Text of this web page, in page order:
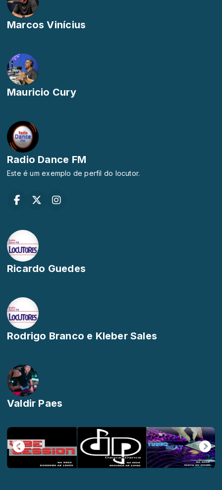
Marcos Vinícius
Mauricio Cury
Radio Dance FM
Este é um exemplo de perfil do locutor.
Ricardo Guedes
Rodrigo Branco e Kleber Sales
Valdir Paes